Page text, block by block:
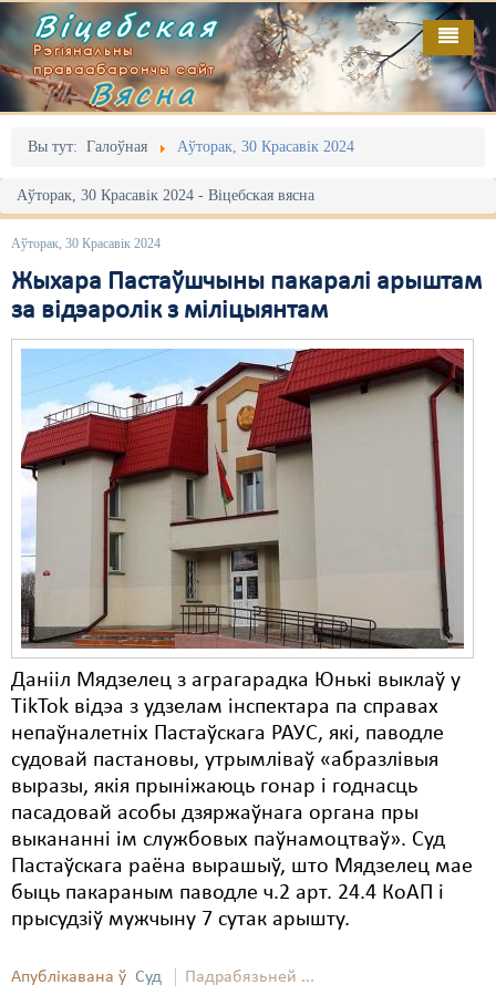
Віцебская
Рэгіянальны
праваабарончы сайт
Вясна
Вы тут: Галоўная Аўторак, 30 Красавік 2024
Аўторак, 30 Красавік 2024 - Віцебская вясна
Аўторак, 30 Красавік 2024
Жыхара Пастаўшчыны пакаралі арыштам
за відэаролік з міліцыянтам
Данііл Мядзелец з аграгарадка Юнькі выклаў у
TikTok відэа з удзелам інспектара па справах
непаўналетніх Пастаўскага РАУС, які, паводле
судовай пастановы, утрымліваў «абразлівыя
выразы, якія прыніжаюць гонар і годнасць
пасадовай асобы дзяржаўнага органа пры
выкананні ім службовых паўнамоцтваў». Суд
Пастаўскага раёна вырашыў, што Мядзелец мае
быць пакараным паводле ч.2 арт. 24.4 КоАП і
прысудзіў мужчыну 7 сутак арышту.
Апублікавана ў Суд Падрабязьней ...
Галоўная
Адміністрацыйны перасьлед
Акцыі
Выбары
Грамадзянскія ініцыятывы
Дыскрымінацыя
Затрыманьні
Карная псыхіятрыя
КПЧ ААН
Культурныя правы
ЛПП
Мігранты
Мірныя сходы
Палітвязьні
Праваабаронцы
Пэнітэнцыярная сыстэма
Рознае
Выданьні
Відэа
Пра нас
RSS